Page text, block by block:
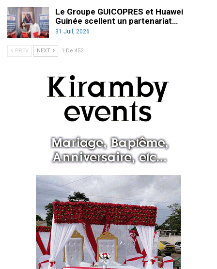
Le Groupe GUICOPRES et Huawei
Guinée scellent un partenariat…
31 Juil, 2026
PREV NEXT 1 De 452